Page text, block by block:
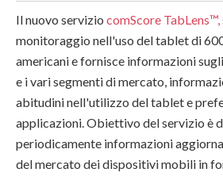
Il nuovo servizio comScore TabLens™,
monitoraggio nell'uso del tablet di
americani e fornisce informazioni
e i vari segmenti di mercato,
abitudini nell'utilizzo del tablet e
applicazioni. Obiettivo del servizio è
periodicamente informazioni
del mercato dei dispositivi mobili in